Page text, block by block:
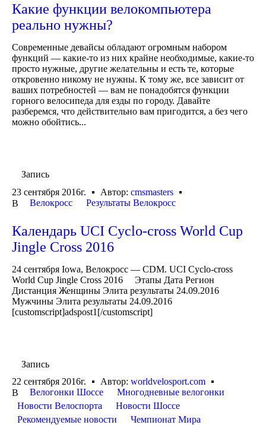
Какие функции велокомпьютера
реально нужны?
Современные девайсы обладают огромным набором
функций — какие-то из них крайне необходимые, какие-то
просто нужные, другие желательны и есть те, которые
откровенно никому не нужны. К тому же, все зависит от
ваших потребностей — вам не понадобятся функции
горного велосипеда для езды по городу. Давайте
разберемся, что действительно вам пригодится, а без чего
можно обойтись...
Запись
23 сентября 2016г.
Автор: cmsmasters
В
Велокросс Результаты Велокросс
Календарь UCI Cyclo-cross World Cup
Jingle Cross 2016
24 сентября Iowa, Велокросс — CDM. UCI Cyclo-cross
World Cup Jingle Cross 2016 Этапы Дата Регион
Дистанция Женщины Элита результаты 24.09.2016
Мужчины Элита результаты 24.09.2016
[customscript]adspost1[/customscript]
Запись
22 сентября 2016г.
Автор: worldvelosport.com
В
Велогонки Шоссе
Многодневные велогонки
Новости Велоспорта
Новости Шоссе
Рекомендуемые новости
Чемпионат Мира